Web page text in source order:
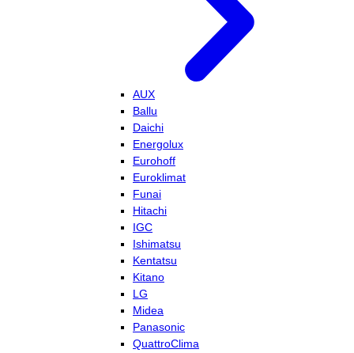
AUX
Ballu
Daichi
Energolux
Eurohoff
Euroklimat
Funai
Hitachi
IGC
Ishimatsu
Kentatsu
Kitano
LG
Midea
Panasonic
QuattroClima